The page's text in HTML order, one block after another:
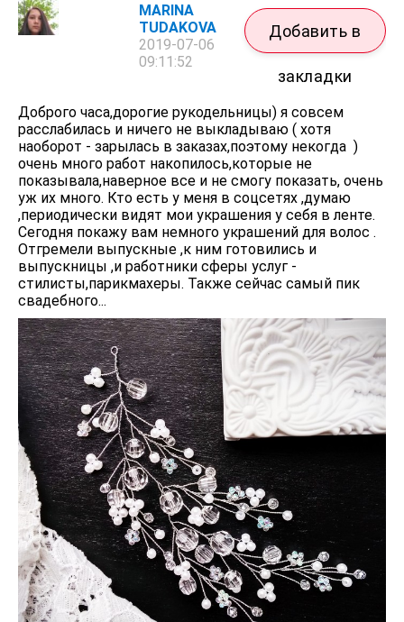
MARINA
TUDAKOVA
2019-07-06
09:11:52
Добавить в
закладки
Доброго часа,дорогие рукодельницы) я совсем
расслабилась и ничего не выкладываю ( хотя
наоборот - зарылась в заказах,поэтому некогда )
очень много работ накопилось,которые не
показывала,наверное все и не смогу показать, очень
уж их много. Кто есть у меня в соцсетях ,думаю
,периодически видят мои украшения у себя в ленте.
Сегодня покажу вам немного украшений для волос .
Отгремели выпускные ,к ним готовились и
выпускницы ,и работники сферы услуг -
стилисты,парикмахеры. Также сейчас самый пик
свадебного...